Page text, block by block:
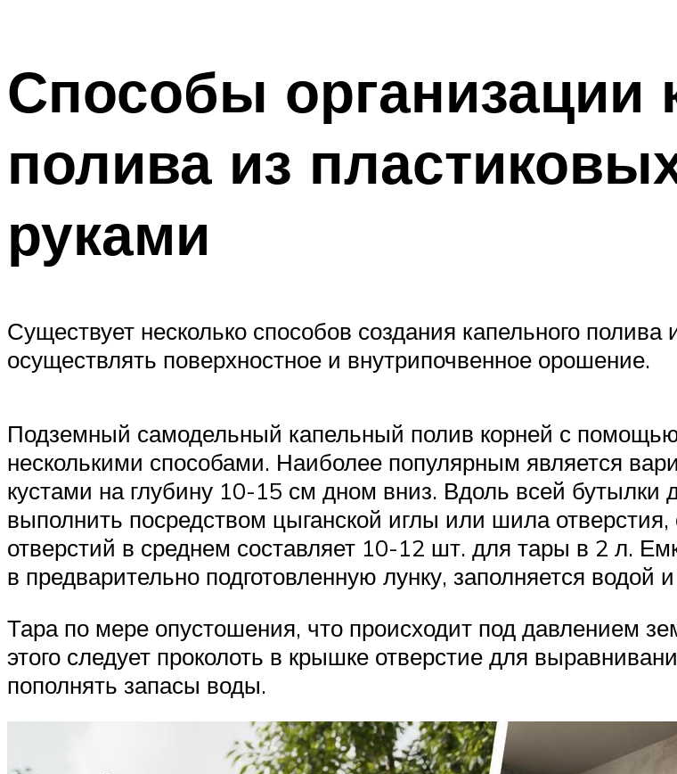
Способы организации
полива из
руками
Существует несколько способов создания капельного
осуществлять поверхностное и внутрипочвенное орошение.
Подземный самодельный капельный полив корней с
несколькими способами. Наиболее популярным является
кустами на глубину 10-15 см дном вниз. Вдоль всей бутылки
выполнить посредством цыганской иглы или шила
отверстий в среднем составляет 10-12 шт. для тары в 2 л.
в предварительно подготовленную лунку, заполняется водой
Тара по мере опустошения, что происходит под давлением
этого следует проколоть в крышке отверстие для
пополнять запасы воды.